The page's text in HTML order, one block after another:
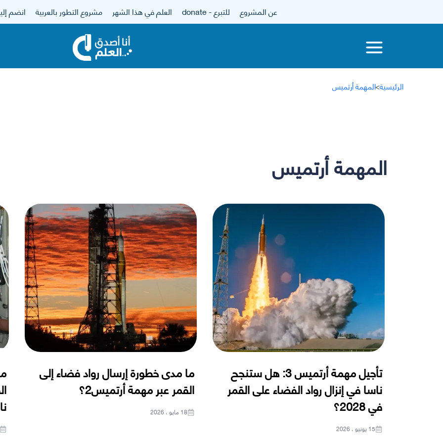
عن المشروع للتبرع - donate العلم في هذا الشهر مشروع التطور بالعربية انضم
الرئيسية>المهمة أرتميس
المهمة أرتميس
تأجيل مهمة أرتميس 3: هل ستنجح
ناسا في إنزال رواد الفضاء على القمر
في 2028؟
15 يونيو ، 2026
ما مدى خطورة إرسال رواد فضاء إلى
القمر عبر مهمة أرتميس2؟
18 مايو ، 2026